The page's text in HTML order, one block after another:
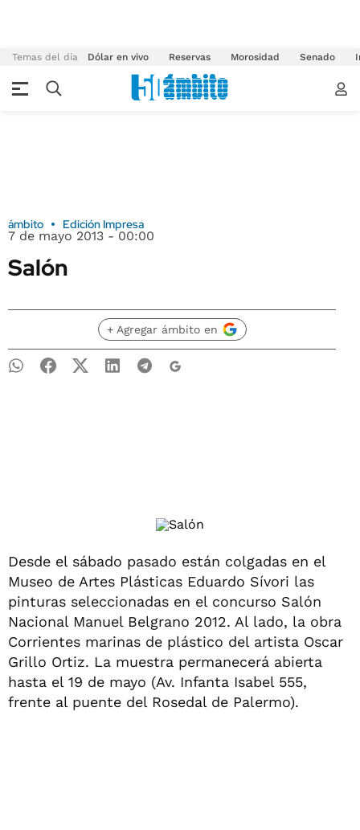
Temas del día Dólar en vivo Reservas Morosidad Senado
ámbito Edición Impresa
7 de mayo 2013 - 00:00
Salón
+ Agregar ámbito en
Desde el sábado pasado están colgadas en el
Museo de Artes Plásticas Eduardo Sívori las
pinturas seleccionadas en el concurso Salón
Nacional Manuel Belgrano 2012. Al lado, la obra
Corrientes marinas de plástico del artista Oscar
Grillo Ortiz. La muestra permanecerá abierta
hasta el 19 de mayo (Av. Infanta Isabel 555,
frente al puente del Rosedal de Palermo).